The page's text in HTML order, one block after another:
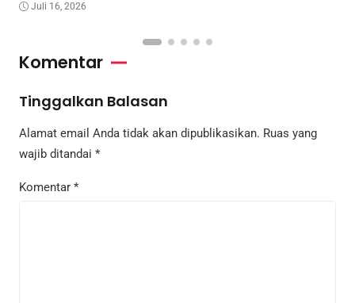
Juli 16, 2026
Komentar
Tinggalkan Balasan
Alamat email Anda tidak akan dipublikasikan. Ruas yang
wajib ditandai *
Komentar *